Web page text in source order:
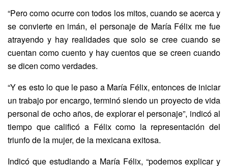
“Pero como ocurre con todos los mitos, cuando se acerca y
se convierte en imán, el personaje de María Félix me fue
atrayendo y hay realidades que solo se cree cuando se
cuentan como cuento y hay cuentos que se creen cuando
se dicen como verdades.
“Y es esto lo que le paso a María Félix, entonces de iniciar
un trabajo por encargo, terminó siendo un proyecto de vida
personal de ocho años, de explorar el personaje”, indicó al
tiempo que calificó a Félix como la representación del
triunfo de la mujer, de la mexicana exitosa.
Indicó que estudiando a María Félix, “podemos explicar y